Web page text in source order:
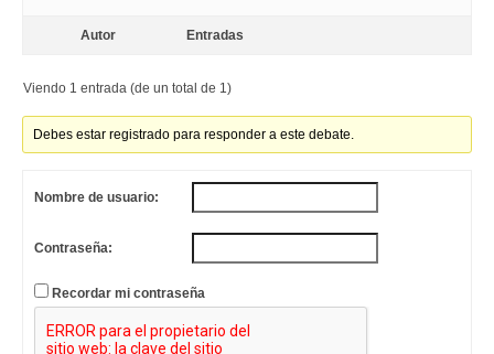
Autor Entradas
Viendo 1 entrada (de un total de 1)
Debes estar registrado para responder a este debate.
Nombre de usuario:
Contraseña:
Recordar mi contraseña